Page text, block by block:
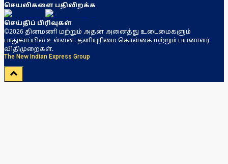
செயலிகளை பதிவிறக்க
செய்திப் பிரிவுகள்
©2026 தினமணி மற்றும் அதன் அனைத்து உடைமைகளும்
பாதுகாப்பில் உள்ளன. தனியுரிமை கொள்கை மற்றும் பயனாளர்
விதிமுறைகள்.
The New Indian Express Group